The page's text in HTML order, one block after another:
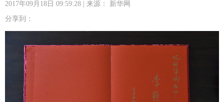
娱乐 体育
时尚 思客 地方 法治
港澳 汽车
科技
2017年09月18日 09:59:28 | 来源： 新华网
分享到：